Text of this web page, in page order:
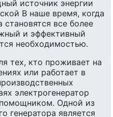
источник энергии
В наше время, когда
становятся все более
и эффективный
необходимостью.
тех, кто проживает на
или работает в
электрогенератор
Одной из
генератора является